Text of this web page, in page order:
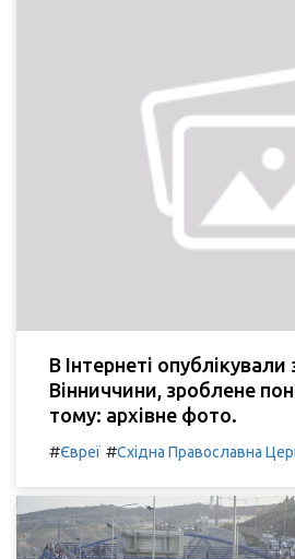
В Інтернеті
Вінниччини, зроблене
тому: архівне фото.
#Євреї #Східна Православна